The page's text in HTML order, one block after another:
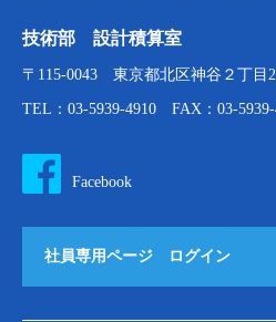
技術部 設計積算室
〒115-0043 東京都北区神谷２丁
TEL：03-5939-4910 FAX：03-5939-
Facebook
社員専用ページ ログイン